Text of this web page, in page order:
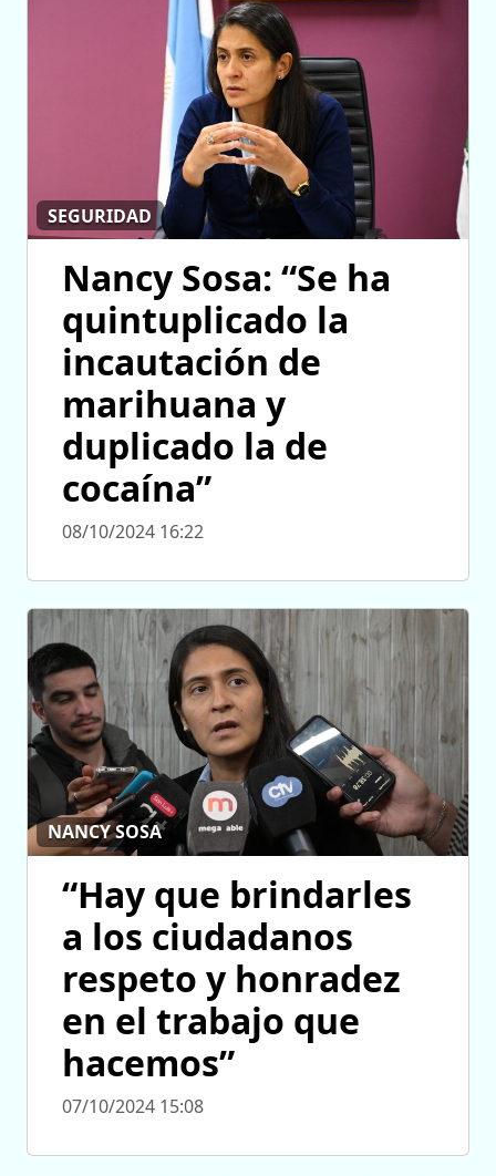
SEGURIDAD
Nancy Sosa: “Se ha
quintuplicado la
incautación de
marihuana y
duplicado la de
cocaína”
08/10/2024 16:22
NANCY SOSA
“Hay que brindarles
a los ciudadanos
respeto y honradez
en el trabajo que
hacemos”
07/10/2024 15:08